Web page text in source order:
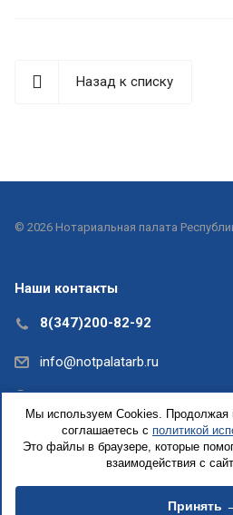
Назад к списку
© 2026 Нотариальная палата
Наши контакты
8(347)200-82-92
info@notpalatarb.ru
офис 5
Мы используем Cookies. Продолжая
соглашаетесь с политикой
Это файлы в браузере, которые
взаимодействия с
Принять